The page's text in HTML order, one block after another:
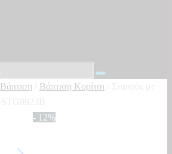
Βάπτιση Βάπτιση Κορίτσι
- 12%